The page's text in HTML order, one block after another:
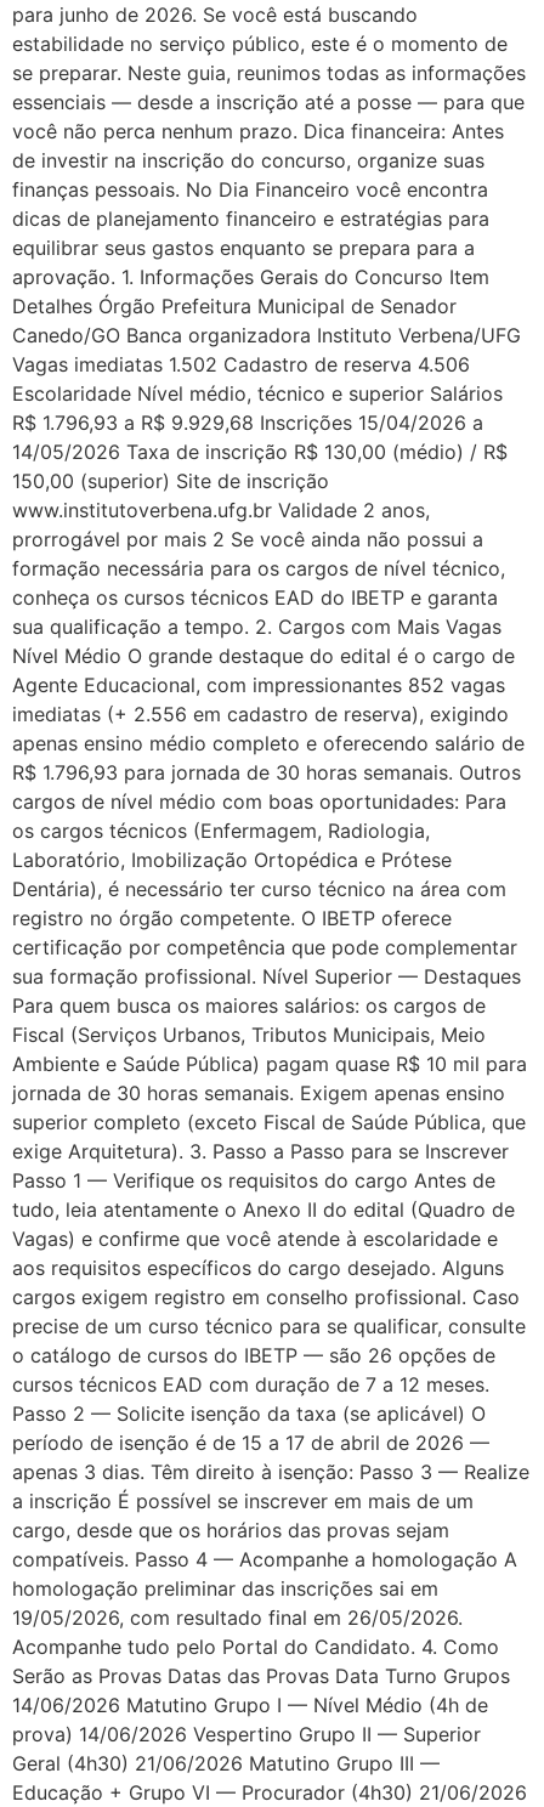
para junho de 2026. Se você está buscando
estabilidade no serviço público, este é o momento de
se preparar. Neste guia, reunimos todas as informações
essenciais — desde a inscrição até a posse — para que
você não perca nenhum prazo. Dica financeira: Antes
de investir na inscrição do concurso, organize suas
finanças pessoais. No Dia Financeiro você encontra
dicas de planejamento financeiro e estratégias para
equilibrar seus gastos enquanto se prepara para a
aprovação. 1. Informações Gerais do Concurso Item
Detalhes Órgão Prefeitura Municipal de Senador
Canedo/GO Banca organizadora Instituto Verbena/UFG
Vagas imediatas 1.502 Cadastro de reserva 4.506
Escolaridade Nível médio, técnico e superior Salários
R$ 1.796,93 a R$ 9.929,68 Inscrições 15/04/2026 a
14/05/2026 Taxa de inscrição R$ 130,00 (médio) / R$
150,00 (superior) Site de inscrição
www.institutoverbena.ufg.br Validade 2 anos,
prorrogável por mais 2 Se você ainda não possui a
formação necessária para os cargos de nível técnico,
conheça os cursos técnicos EAD do IBETP e garanta
sua qualificação a tempo. 2. Cargos com Mais Vagas
Nível Médio O grande destaque do edital é o cargo de
Agente Educacional, com impressionantes 852 vagas
imediatas (+ 2.556 em cadastro de reserva), exigindo
apenas ensino médio completo e oferecendo salário de
R$ 1.796,93 para jornada de 30 horas semanais. Outros
cargos de nível médio com boas oportunidades: Para
os cargos técnicos (Enfermagem, Radiologia,
Laboratório, Imobilização Ortopédica e Prótese
Dentária), é necessário ter curso técnico na área com
registro no órgão competente. O IBETP oferece
certificação por competência que pode complementar
sua formação profissional. Nível Superior — Destaques
Para quem busca os maiores salários: os cargos de
Fiscal (Serviços Urbanos, Tributos Municipais, Meio
Ambiente e Saúde Pública) pagam quase R$ 10 mil para
jornada de 30 horas semanais. Exigem apenas ensino
superior completo (exceto Fiscal de Saúde Pública, que
exige Arquitetura). 3. Passo a Passo para se Inscrever
Passo 1 — Verifique os requisitos do cargo Antes de
tudo, leia atentamente o Anexo II do edital (Quadro de
Vagas) e confirme que você atende à escolaridade e
aos requisitos específicos do cargo desejado. Alguns
cargos exigem registro em conselho profissional. Caso
precise de um curso técnico para se qualificar, consulte
o catálogo de cursos do IBETP — são 26 opções de
cursos técnicos EAD com duração de 7 a 12 meses.
Passo 2 — Solicite isenção da taxa (se aplicável) O
período de isenção é de 15 a 17 de abril de 2026 —
apenas 3 dias. Têm direito à isenção: Passo 3 — Realize
a inscrição É possível se inscrever em mais de um
cargo, desde que os horários das provas sejam
compatíveis. Passo 4 — Acompanhe a homologação A
homologação preliminar das inscrições sai em
19/05/2026, com resultado final em 26/05/2026.
Acompanhe tudo pelo Portal do Candidato. 4. Como
Serão as Provas Datas das Provas Data Turno Grupos
14/06/2026 Matutino Grupo I — Nível Médio (4h de
prova) 14/06/2026 Vespertino Grupo II — Superior
Geral (4h30) 21/06/2026 Matutino Grupo III —
Educação + Grupo VI — Procurador (4h30) 21/06/2026